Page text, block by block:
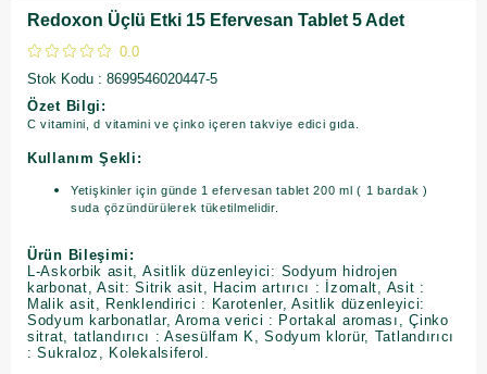
Redoxon Üçlü Etki 15 Efervesan Tablet 5 Adet
0.0
Stok Kodu
8699546020447-5
Özet Bilgi:
C vitamini, d vitamini ve çinko içeren takviye edici gıda.
Kullanım Şekli:
Yetişkinler için günde 1 efervesan tablet 200 ml ( 1 bardak )
suda çözündürülerek tüketilmelidir.
Ürün Bileşimi:
L-Askorbik asit, Asitlik düzenleyici: Sodyum hidrojen
karbonat, Asit: Sitrik asit, Hacim artırıcı : İzomalt, Asit :
Malik asit, Renklendirici : Karotenler, Asitlik düzenleyici:
Sodyum karbonatlar, Aroma verici : Portakal aroması, Çinko
sitrat, tatlandırıcı : Asesülfam K, Sodyum klorür, Tatlandırıcı
: Sukraloz, Kolekalsiferol.